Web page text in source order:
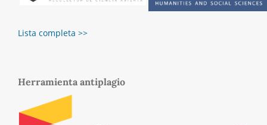
Lista completa >>
Herramienta antiplagio